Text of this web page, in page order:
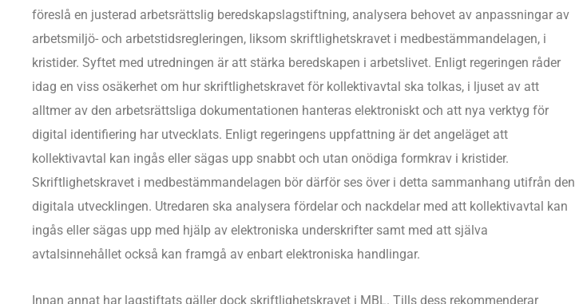
föreslå en justerad arbetsrättslig beredskapslagstiftning, analysera behovet av anpassningar av
arbetsmiljö- och arbetstidsregleringen, liksom skriftlighetskravet i medbestämmandelagen, i
kristider. Syftet med utredningen är att stärka beredskapen i arbetslivet. Enligt regeringen råder
idag en viss osäkerhet om hur skriftlighetskravet för kollektivavtal ska tolkas, i ljuset av att
alltmer av den arbetsrättsliga dokumentationen hanteras elektroniskt och att nya verktyg för
digital identifiering har utvecklats. Enligt regeringens uppfattning är det angeläget att
kollektivavtal kan ingås eller sägas upp snabbt och utan onödiga formkrav i kristider.
Skriftlighetskravet i medbestämmandelagen bör därför ses över i detta sammanhang utifrån den
digitala utvecklingen. Utredaren ska analysera fördelar och nackdelar med att kollektivavtal kan
ingås eller sägas upp med hjälp av elektroniska underskrifter samt med att själva
avtalsinnehållet också kan framgå av enbart elektroniska handlingar.
Innan annat har lagstiftats gäller dock skriftlighetskravet i MBL. Tills dess rekommenderar